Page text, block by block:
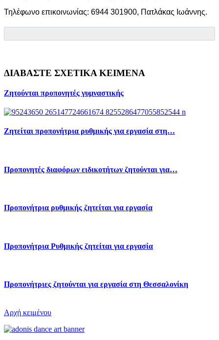
Τηλέφωνο επικοινωνίας: 6944 301900, Πατλάκας Ιωάννης.
ΔΙΑΒΑΣΤΕ ΣΧΕΤΙΚΑ ΚΕΙΜΕΝΑ
Ζητούνται προπονητές γυμναστικής
Ζητείται προπονήτρια ρυθμικής για εργασία στη…
Προπονητές διαφόρων ειδικοτήτων ζητούνται για…
Προπονήτρια ρυθμικής ζητείται για εργασία
Προπονήτρια Ρυθμικής ζητείται για εργασία
Προπονήτριες ζητούνται για εργασία στη Θεσσαλονίκη
Αρχή κειμένου